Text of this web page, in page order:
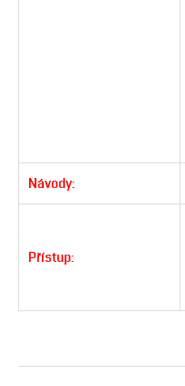
Návody:
Přístup: